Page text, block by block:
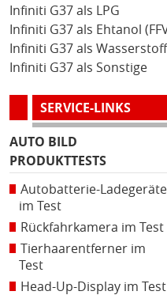
Infiniti G37 als LPG
Infiniti G37 als Ehtanol
Infiniti G37 als Wasserstoff
Infiniti G37 als Sonstige
SERVICE-LINKS
AUTO BILD
PRODUKTTESTS
Autobatterie-Ladegeräte
im Test
Rückfahrkamera im Test
Tierhaarentferner im
Test
Head-Up-Display im Test